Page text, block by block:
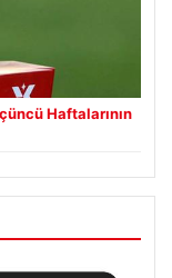
Haftalarının